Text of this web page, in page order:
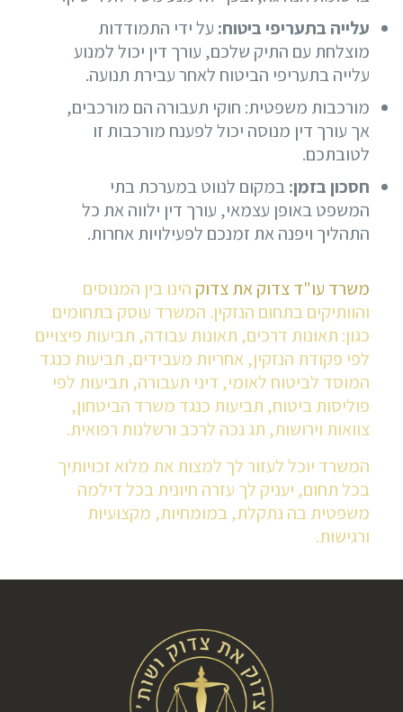
עלייה בתעריפי ביטוח: על ידי התמודדות
מוצלחת עם התיק שלכם, עורך דין יכול למנוע
עלייה בתעריפי הביטוח לאחר עבירת תנועה.
מורכבות משפטית: חוקי תעבורה הם מורכבים,
אך עורך דין מנוסה יכול לפענח מורכבות זו
לטובתכם.
חסכון בזמן:במקום לנווט במערכת בתי
המשפט באופן עצמאי, עורך דין ילווה את כל
התהליך ויפנה את זמנכם לפעילויות אחרות.
משרד עו"ד צדוק את צדוק הינו בין המנוסים
והוותיקים בתחום הנזקין. המשרד עוסק בתחומים
כגון: תאונות דרכים, תאונות עבודה, תביעות פיצויים
לפי פקודת הנזקין, אחריות מעבידים, תביעות כנגד
המוסד לביטוח לאומי, דיני תעבורה, תביעות לפי
פוליסות ביטוח, תביעות כנגד משרד הביטחון,
צוואות וירושות, תג נכה לרכב ורשלנות רפואית.
המשרד יוכל לעזור לך למצות את מלוא זכויותיך
בכל תחום, יעניק לך עזרה חיונית בכל דילמה
משפטית בה נתקלת, במומחיות, מקצועיות
ורגישות.